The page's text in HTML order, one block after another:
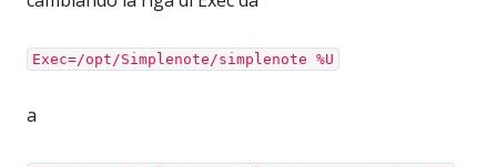
Exec=/opt/Simplenote/simplenote %U
a